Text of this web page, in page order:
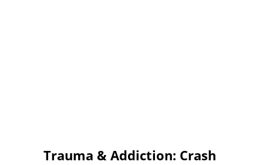
Trauma & Addiction: Crash